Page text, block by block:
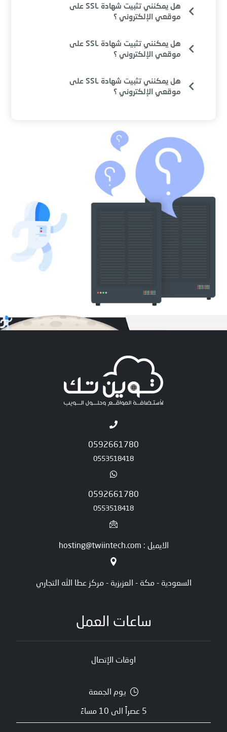
هل يمكنني تثبيت شهادة SSL على
موقعي الإلكتروني ؟
هل يمكنني تثبيت شهادة SSL على
موقعي الإلكتروني ؟
هل يمكنني تثبيت شهادة SSL على
موقعي الإلكتروني ؟
0592661780
0553518418
0592661780
0553518418
الايميل : hosting@twiintech.com
السعودية - مكة - العزيزية - مركز عطا الله التجاري
ساعات العمل
اوقات الإتصال
يوم الجمعة
5 عصراً الى 10 مساءً